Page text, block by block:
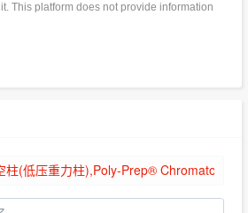
This platform does not provide information